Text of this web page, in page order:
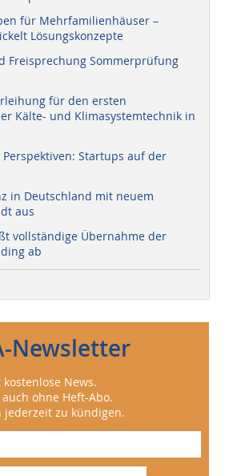
für Mehrfamilienhäuser –
Lösungskonzepte
Freisprechung Sommerprüfung
für den ersten
Kälte- und Klimasystemtechnik in
Startups auf der
in Deutschland mit neuem
aus
vollständige Übernahme der
ab
Newsletter
News.
ohne Heft-Abo.
zu kündigen.